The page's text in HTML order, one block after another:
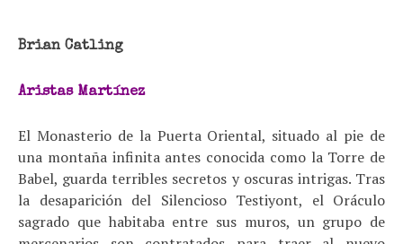
Brian Catling
Aristas Martínez
El Monasterio de la Puerta Oriental, situado al pie de
una montaña infinita antes conocida como la Torre de
Babel, guarda terribles secretos y oscuras intrigas. Tras
la desaparición del Silencioso Testiyont, el Oráculo
sagrado que habitaba entre sus muros, un grupo de